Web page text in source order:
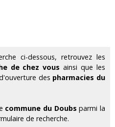
ci-dessous, retrouvez les
de chez vous ainsi que les
des pharmacies du
commune du Doubs parmi la
de recherche.